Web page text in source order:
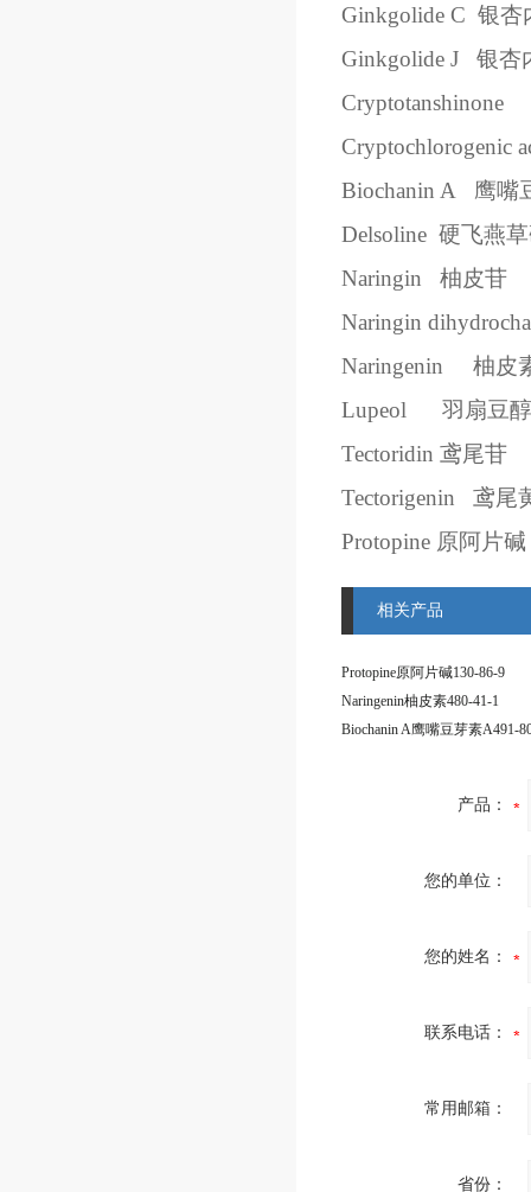
Ginkgolide C 银杏
Ginkgolide J
银杏
Cryptotanshinone
Cryptochlorogenic
Biochanin A
鹰嘴
Delsoline 硬飞燕
Naringin
柚皮苷
Naringin
Naringenin
柚皮
Lupeol
羽扇豆醇
Tectoridin 鸢尾苷
Tectorigenin
鸢尾
Protopine 原阿片碱
相关产品
Protopine原阿片碱130-86-9
Naringenin柚皮素480-41-1
Biochanin A鹰嘴豆芽素A491-
产品：
您的单位：
您的姓名：
联系电话：
常用邮箱：
省份：